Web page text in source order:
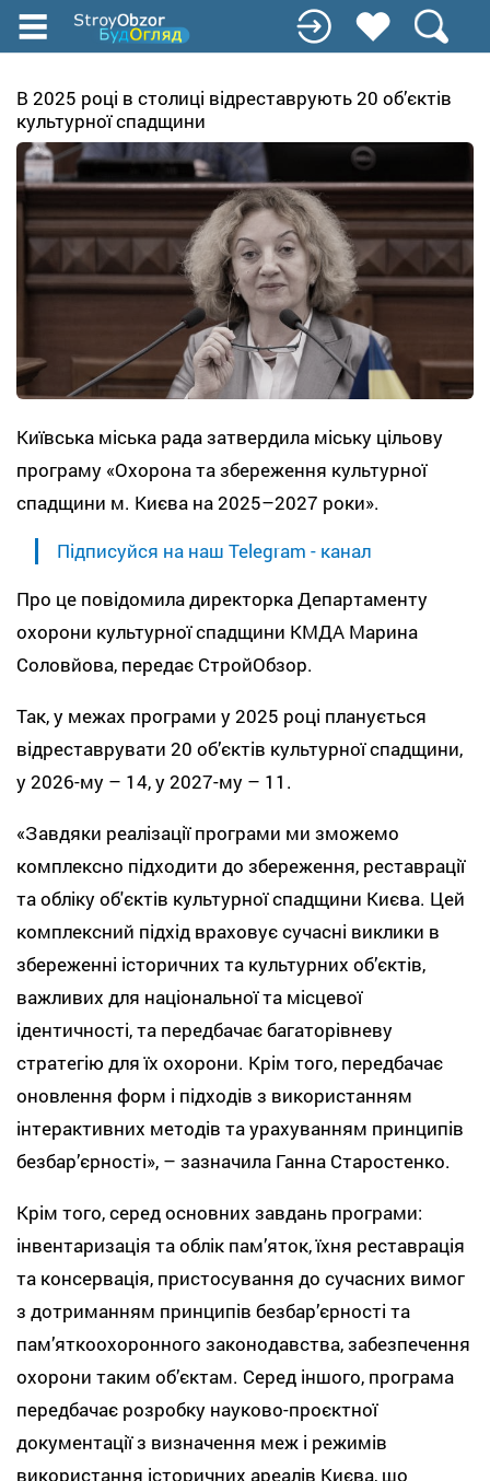
Перейти
содержанию
В 2025 році в столиці відреставрують 20 об’єктів
культурної спадщини
Київська міська рада затвердила міську цільову
програму «Охорона та збереження культурної
спадщини м. Києва на 2025–2027 роки».
Підписуйся на наш Telegram - канал
Про це повідомила директорка Департаменту
охорони культурної спадщини КМДА Марина
Соловйова, передає СтройОбзор.
Так, у межах програми у 2025 році планується
відреставрувати 20 об’єктів культурної спадщини,
у 2026-му – 14, у 2027-му – 11.
«Завдяки реалізації програми ми зможемо
комплексно підходити до збереження, реставрації
та обліку об'єктів культурної спадщини Києва. Цей
комплексний підхід враховує сучасні виклики в
збереженні історичних та культурних об’єктів,
важливих для національної та місцевої
ідентичності, та передбачає багаторівневу
стратегію для їх охорони. Крім того, передбачає
оновлення форм і підходів з використанням
інтерактивних методів та урахуванням принципів
безбар’єрності», – зазначила Ганна Старостенко.
Крім того, серед основних завдань програми:
інвентаризація та облік пам’яток, їхня реставрація
та консервація, пристосування до сучасних вимог
з дотриманням принципів безбар’єрності та
пам’яткоохоронного законодавства, забезпечення
охорони таким об’єктам. Серед іншого, програма
передбачає розробку науково-проєктної
документації з визначення меж і режимів
використання історичних ареалів Києва, що